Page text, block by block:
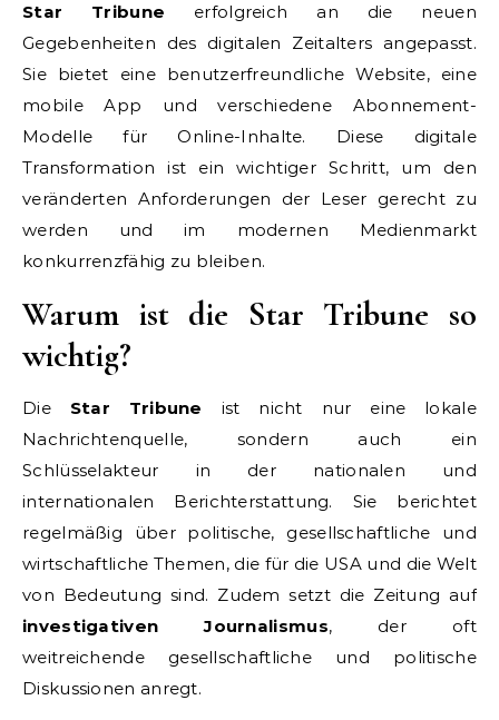
Star Tribune erfolgreich an die neuen
Gegebenheiten des digitalen Zeitalters angepasst.
Sie bietet eine benutzerfreundliche Website, eine
mobile App und verschiedene Abonnement-
Modelle für Online-Inhalte. Diese digitale
Transformation ist ein wichtiger Schritt, um den
veränderten Anforderungen der Leser gerecht zu
werden und im modernen Medienmarkt
konkurrenzfähig zu bleiben.
Warum ist die Star Tribune so
wichtig?
Die Star Tribune ist nicht nur eine lokale
Nachrichtenquelle, sondern auch ein
Schlüsselakteur in der nationalen und
internationalen Berichterstattung. Sie berichtet
regelmäßig über politische, gesellschaftliche und
wirtschaftliche Themen, die für die USA und die Welt
von Bedeutung sind. Zudem setzt die Zeitung auf
investigativen Journalismus, der oft
weitreichende gesellschaftliche und politische
Diskussionen anregt.